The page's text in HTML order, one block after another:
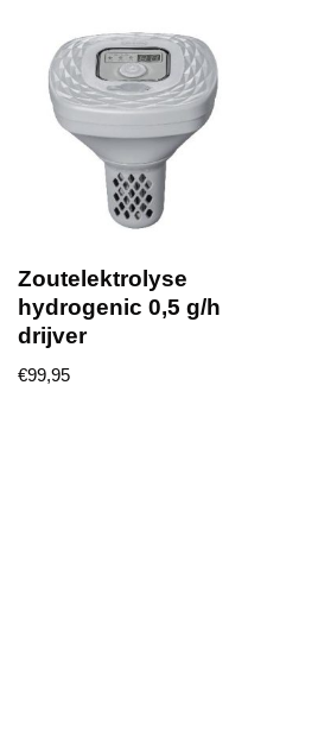
Zoutelektrolyse
hydrogenic 0,5 g/h
drijver
€99,95